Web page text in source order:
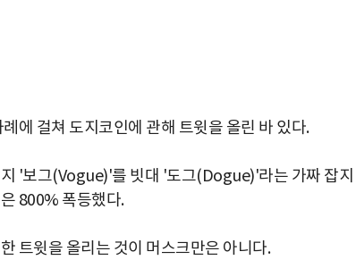
에 걸쳐 도지코인에 관해 트윗을 올린 바 있다.
'보그(Vogue)'를 빗대 '도그(Dogue)'라는 가짜 잡지
800% 폭등했다.
트윗을 올리는 것이 머스크만은 아니다.